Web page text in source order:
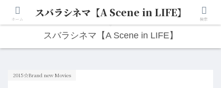
人生は“ひとりごと”から始まる。映画と写真と日々のこと。
スバラシネマ【A Scene in LIFE】
2015☆Brand new Movies
ホーム スバラシネマ【A Scene in LIFE】 検索